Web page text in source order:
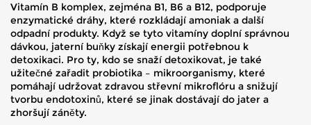
Vitamín B komplex, zejména B1, B6 a B12, podporuje
enzymatické dráhy, které rozkládají amoniak a další
odpadní produkty. Když se tyto vitamíny doplní správnou
dávkou, jaterní buňky získají energii potřebnou k
detoxikaci. Pro ty, kdo se snaží detoxikovat, je také
užitečné zařadit probiotika – mikroorganismy, které
pomáhají udržovat zdravou střevní mikroflóru a snižují
tvorbu endotoxinů, které se jinak dostávají do jater a
zhoršují záněty.